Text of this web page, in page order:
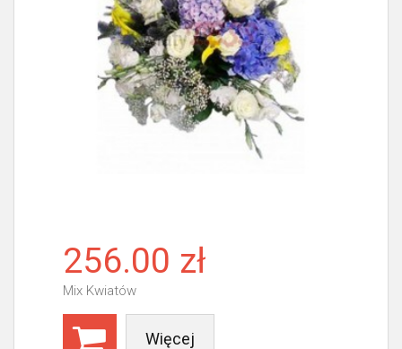
256.00 zł
Mix Kwiatów
Więcej